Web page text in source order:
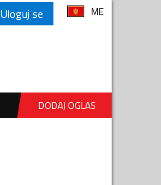
Uloguj se ME
DODAJ OGLAS